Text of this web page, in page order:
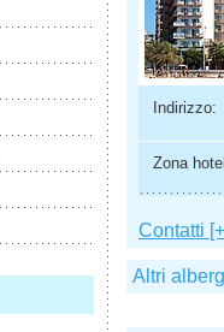
Indirizzo:
Zona
Contatti
Altri